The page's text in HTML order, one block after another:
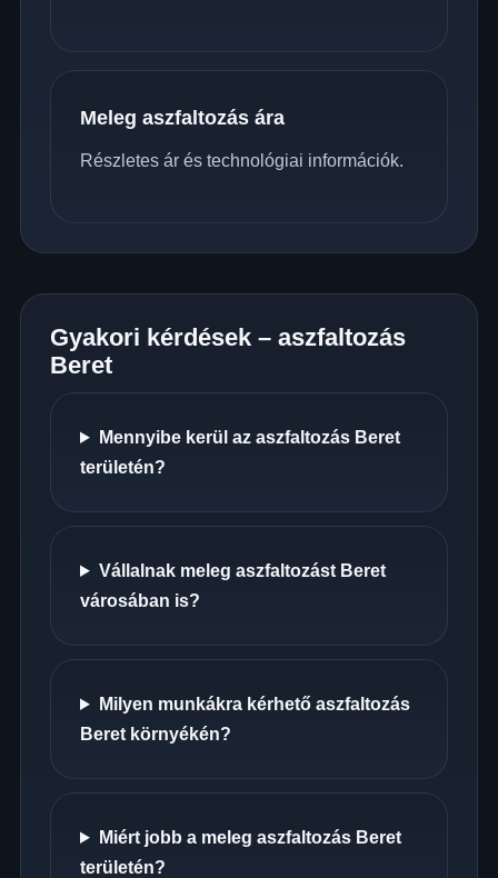
Meleg aszfaltozás ára
Részletes ár és technológiai információk.
Gyakori kérdések – aszfaltozás
Beret
Mennyibe kerül az aszfaltozás Beret
területén?
Vállalnak meleg aszfaltozást Beret
városában is?
Milyen munkákra kérhető aszfaltozás
Beret környékén?
Miért jobb a meleg aszfaltozás Beret
területén?